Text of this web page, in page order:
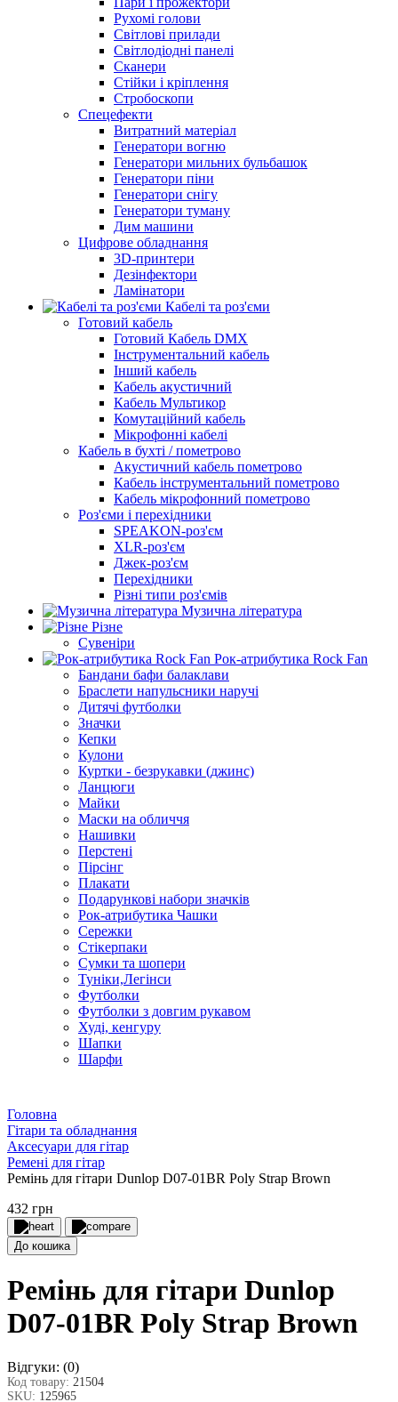
Рухомі голови
Світлові прилади
Світлодіодні панелі
Сканери
Стійки і кріплення
Стробоскопи
Спецефекти
Витратний матеріал
Генератори вогню
Генератори мильних бульбашок
Генератори піни
Генератори снігу
Генератори туману
Дим машини
Цифрове обладнання
3D-принтери
Дезінфектори
Ламінатори
Кабелі та роз'єми
Готовий кабель
Готовий Кабель DMX
Інструментальний кабель
Інший кабель
Кабель акустичний
Кабель Мультикор
Комутаційний кабель
Мікрофонні кабелі
Кабель в бухті / пометрово
Акустичний кабель пометрово
Кабель інструментальний пометрово
Кабель мікрофонний пометрово
Роз'єми і перехідники
SPEAKON-роз'єм
XLR-роз'єм
Джек-роз'єм
Перехідники
Різні типи роз'ємів
Музична література
Різне
Сувеніри
Рок-атрибутика Rock Fan
Бандани бафи балаклави
Браслети напульсники наручі
Дитячі футболки
Значки
Кепки
Кулони
Куртки - безрукавки (джинс)
Ланцюги
Майки
Маски на обличчя
Нашивки
Перстені
Пірсінг
Плакати
Подарункові набори значків
Рок-атрибутика Чашки
Сережки
Стікерпаки
Сумки та шопери
Туніки,Легінси
Футболки
Футболки з довгим рукавом
Худі, кенгуру
Шапки
Шарфи
Головна
Гітари та обладнання
Аксесуари для гітар
Ремені для гітар
Ремінь для гітари Dunlop D07-01BR Poly Strap Brown
432 грн
До кошика
Ремінь для гітари Dunlop
D07-01BR Poly Strap Brown
Відгуки: (0)
Код товару: 21504
SKU: 125965